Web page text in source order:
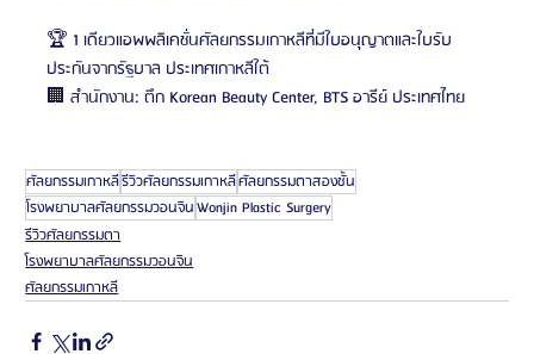
🏆 1 เดียวแอพพลิเคชั่นศัลยกรรมเกาหลีที่มีใบอนุญาตและใบรับ
ประกันจากรัฐบาล ประเทศเกาหลีใต้
🏢 สำนักงาน: ตึก Korean Beauty Center, BTS อารีย์ ประเทศไทย
ศัลยกรรมเกาหลีรีวิวศัลยกรรมเกาหลีศัลยกรรมตาสองชั้น
โรงพยาบาลศัลยกรรมวอนจินWonjin Plastic Surgery
รีวิวศัลยกรรมตา
โรงพยาบาลศัลยกรรมวอนจิน
ศัลยกรรมเกาหลี